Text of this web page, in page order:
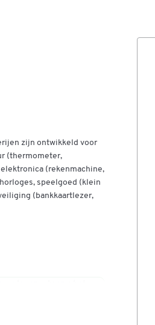
zijn ontwikkeld voor
(thermometer,
(rekenmachine,
speelgoed (klein
(bankkaartlezer,
leven – breng het